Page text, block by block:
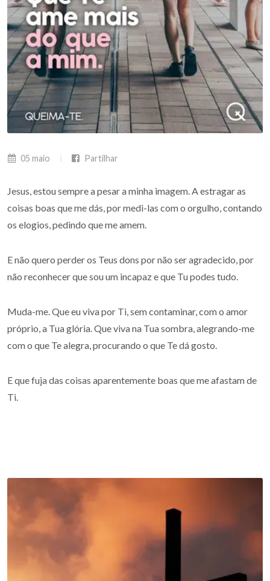
05 maio Partilhar
Jesus, estou sempre a pesar a minha imagem. A estragar as
coisas boas que me dás, por medi-las com o orgulho, contando
os elogios, pedindo que me amem.
E não quero perder os Teus dons por não ser agradecido, por
não reconhecer que sou um incapaz e que Tu podes tudo.
Muda-me. Que eu viva por Ti, sem contaminar, com o amor
próprio, a Tua glória. Que viva na Tua sombra, alegrando-me
com o que Te alegra, procurando o que Te dá gosto.
E que fuja das coisas aparentemente boas que me afastam de
Ti.